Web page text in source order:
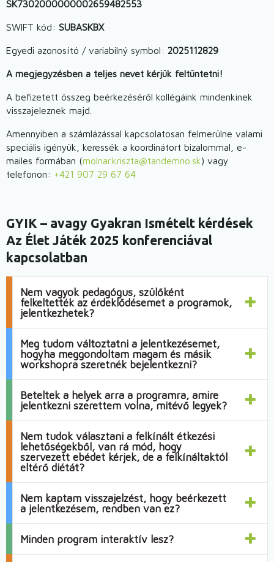
SK7302000000002659482553
SWIFT kód: SUBASKBX
Egyedi azonosító / variabilný symbol: 2025112829
A megjegyzésben a teljes nevet kérjük feltüntetni!
A befizetett összeg beérkezéséről kollégáink mindenkinek
visszajeleznek majd.
Amennyiben a számlázással kapcsolatosan felmerülne valami
speciális igényük, keressék a koordinátort bizalommal, e-
mailes formában (molnar.kriszta@tandemno.sk) vagy
telefonon: +421 907 29 67 64
GYIK – avagy Gyakran Ismételt kérdések
Az Élet Játék 2025 konferenciával
kapcsolatban
Nem vagyok pedagógus, szülőként
felkeltették az érdeklődésemet a programok,
jelentkezhetek?
Meg tudom változtatni a jelentkezésemet,
hogyha meggondoltam magam és másik
workshopra szeretnék bejelentkezni?
Beteltek a helyek arra a programra, amire
jelentkezni szerettem volna, mitévő legyek?
Nem tudok választani a felkínált étkezési
lehetőségekből, van rá mód, hogy
szervezett ebédet kérjek, de a felkínáltaktól
eltérő diétát?
Nem kaptam visszajelzést, hogy beérkezett
a jelentkezésem, rendben van ez?
Minden program interaktív lesz?